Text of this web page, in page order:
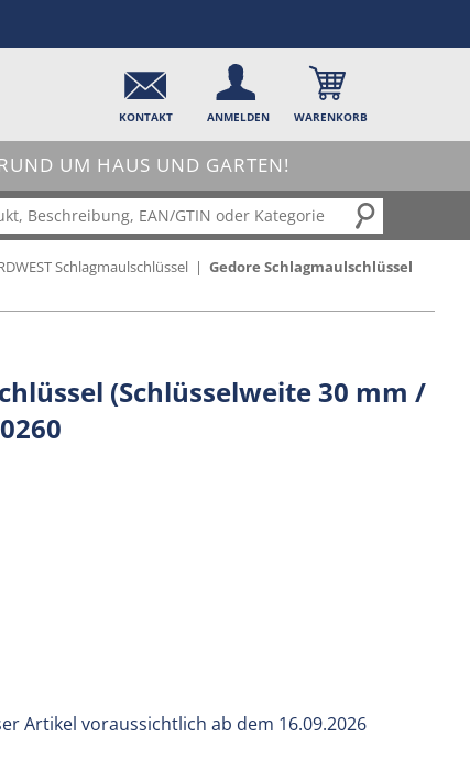
KONTAKT ANMELDEN WARENKORB
UM HAUS UND GARTEN!
Schlagmaulschlüssel | Gedore Schlagmaulschlüssel
(Schlüsselweite 30 mm /
Artikel voraussichtlich ab dem 16.09.2026